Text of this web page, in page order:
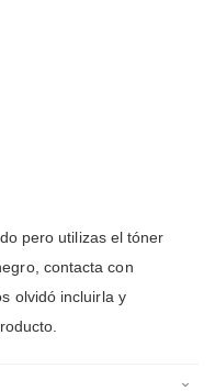
pero utilizas el tóner
contacta con
olvidó incluirla y